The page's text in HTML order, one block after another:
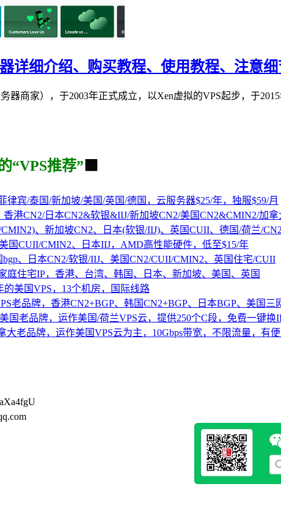
详细介绍、购买教程、使用教程、注意
器商家），于2003年正式成立，以Xen虚拟的VPS起步，于
“VPS推荐” 🟩
律宾/泰国/新加坡/美国/英国/德国，云服务器$25/年，独服$59/月
香港CN2/日本CN2&软银&IIJ/新加坡CN2/美国CN2&CMIN2/加
、新加坡CN2、日本(软银/IIJ)、英国CUII、德国/荷兰/
国CUII/CMIN2、日本IIJ，AMD高性能硬件，低至$15/年
bgp、日本CN2/软银/IIJ、美国CN2/CUII/CMIN2、英国住宅/CUII
庭住宅IP，香港、台湾、韩国、日本、新加坡、美国、英国
的美国VPS，13个机房，国际线路
老品牌，香港CN2+BGP、韩国CN2+BGP、日本BGP、美国三
国老品牌，运作美国/荷兰VPS云，提供250个C段，免费一键换
大老品牌，运作美国VPS云为主，10Gbps带宽，不限流量，有